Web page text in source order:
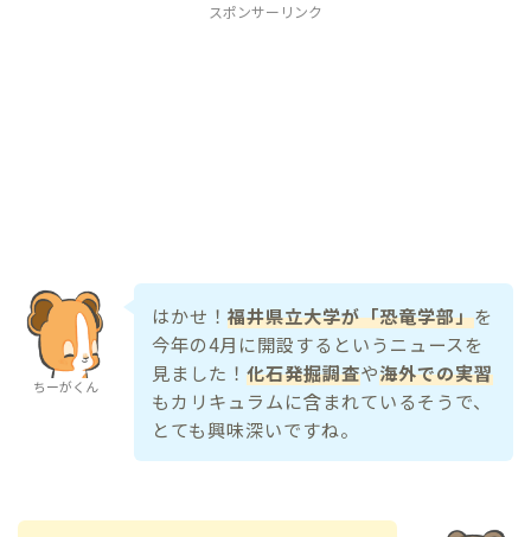
スポンサーリンク
ちーがくん
はかせ！ 福井県立大学が「恐竜学部」を
今年の4月に開設するというニュースを
見ました！ 化石発掘調査や海外での実習
もカリキュラムに含まれているそうで、
とても興味深いですね。